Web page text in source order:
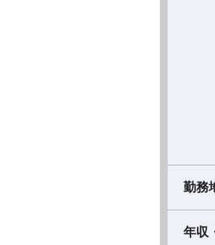
勤務
年収